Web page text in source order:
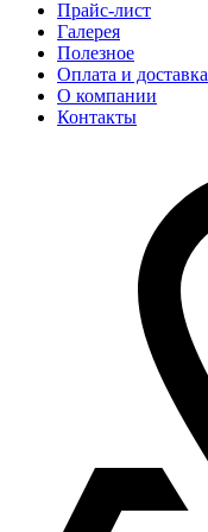
Прайс-лист
Галерея
Полезное
Оплата и доставка
О компании
Контакты